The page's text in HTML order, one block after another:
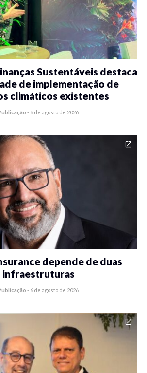
Sustentáveis destaca
de implementação de
climáticos existentes
- 6 de agosto de 2026
depende de duas
infraestruturas
- 6 de agosto de 2026